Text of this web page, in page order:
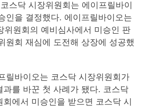
스닥 시장위원회는 에이프릴바이
인을 결정했다. 에이프릴바이오는
위원회의 예비심사에서 미승인 판
원회 재심에 도전해 상장에 성공했
릴바이오는 코스닥 시장위원회가
과를 바꾼 첫 사례가 됐다. 코스닥
회에서 미승인을 받으면 코스닥 시